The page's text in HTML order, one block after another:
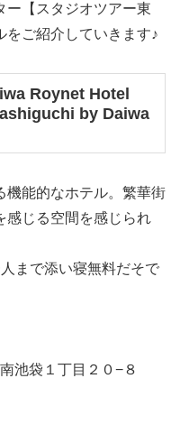
ー【スタジオツアー東
をご紹介していきます♪
Roynet Hotel
by Daiwa
機能的なホテル。繁華街
感じる空間を感じられ
まで添い寝無料だそで
池袋１丁目２０−８